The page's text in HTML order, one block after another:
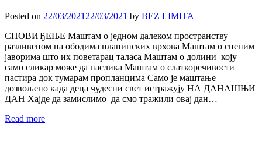
Posted on 22/03/2021 22/03/2021 by BEZ LIMITA
СНОВИЂЕЊЕ Маштам о једном далеком пространству
разливеном на ободима планинских врхова Маштам о сненим
јаворима што их поветарац таласа Маштам о долини коју
само сликар може да наслика Маштам о слаткоречивости
пастира док тумарам пропланцима Само је маштање
дозвољено када деца чудесни свет истражују НА ДАНАШЊИ
ДАН Хајде да замислимо да смо тражили овај дан…
Read more